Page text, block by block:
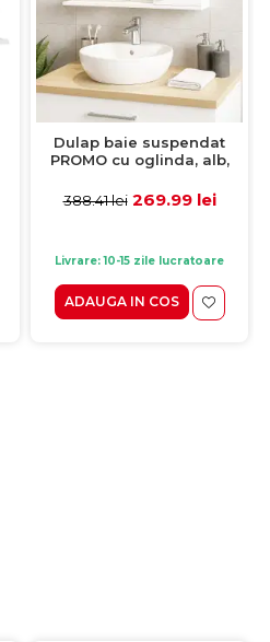
Dulap baie suspendat
PROMO cu oglinda, alb,
388.41 lei 269.99 lei
Livrare: 10-15 zile lucratoare
ADAUGA IN COS